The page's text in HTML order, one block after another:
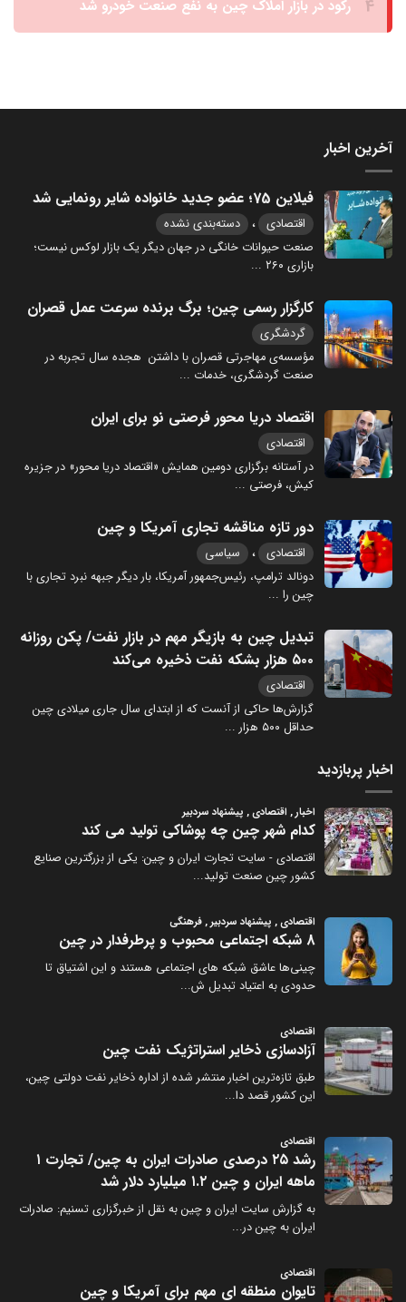
آخرین اخبار
فیلاین 75؛ عضو جدید خانواده شایر رونمایی شد
اقتصادی ، دسته‌بندی نشده
صنعت حیوانات خانگی در جهان دیگر یک بازار لوکس نیست؛
بازاری ۲۶۰
...
کارگزار رسمی چین؛ برگ برنده سرعت عمل قصران
گردشگری
مؤسسه‌ی مهاجرتی قصران با داشتن هجده سال تجربه در
صنعت گردشگری، خدمات ...
اقتصاد دریا محور فرصتی نو برای ایران
اقتصادی
در آستانه برگزاری دومین همایش «اقتصاد دریا محور» در جزیره
کیش، فرصتی ...
دور تازه مناقشه تجاری آمریکا و چین
اقتصادی ، سیاسی
دونالد ترامپ، رئیس‌جمهور آمریکا، بار دیگر جبهه نبرد تجاری با
چین را ...
تبدیل چین به بازیگر مهم در بازار نفت/ پکن روزانه
۵۰۰ هزار بشکه نفت ذخیره می‌کند
اقتصادی
گزارش‌ها حاکی از آنست که از ابتدای سال جاری میلادی چین
حداقل ۵۰۰ هزار
...
اخبار پربازدید